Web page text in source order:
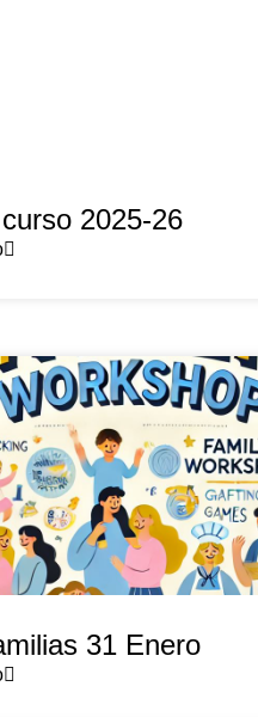
2025-26
31 Enero